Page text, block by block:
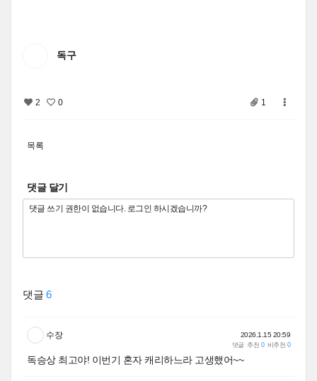
독구
2 0 1
목록
댓글 달기
댓글 6
수장 2026.1.15 20:59
댓글 추천 0 비추천 0
독승상 최고야! 이번기 혼자 캐리하느라 고생했어~~